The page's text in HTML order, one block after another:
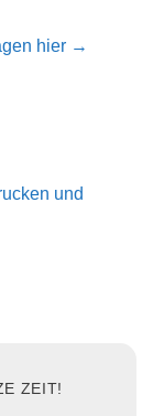
hier →
und
ZEIT!